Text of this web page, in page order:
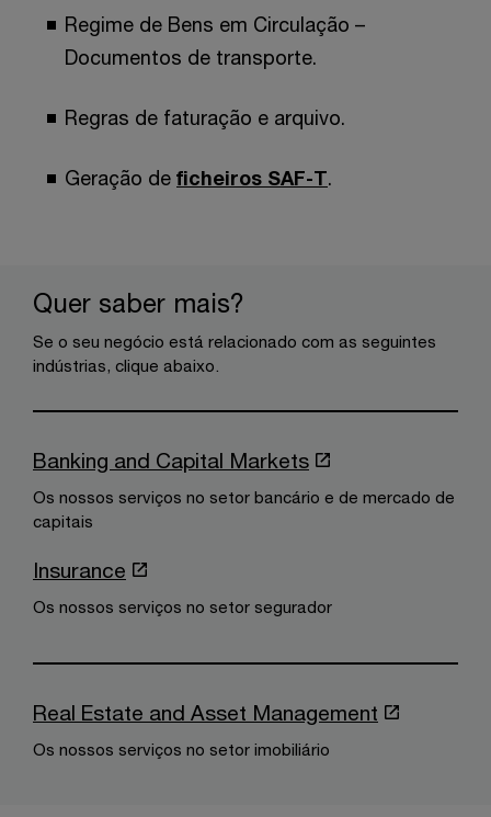
Regime de Bens em Circulação –
Documentos de transporte.
Regras de faturação e arquivo.
Geração de ficheiros SAF-T.
Quer saber mais?
Se o seu negócio está relacionado com as seguintes
indústrias, clique abaixo.
Banking and Capital Markets
Os nossos serviços no setor bancário e de mercado de
capitais
Insurance
Os nossos serviços no setor segurador
Real Estate and Asset Management
Os nossos serviços no setor imobiliário